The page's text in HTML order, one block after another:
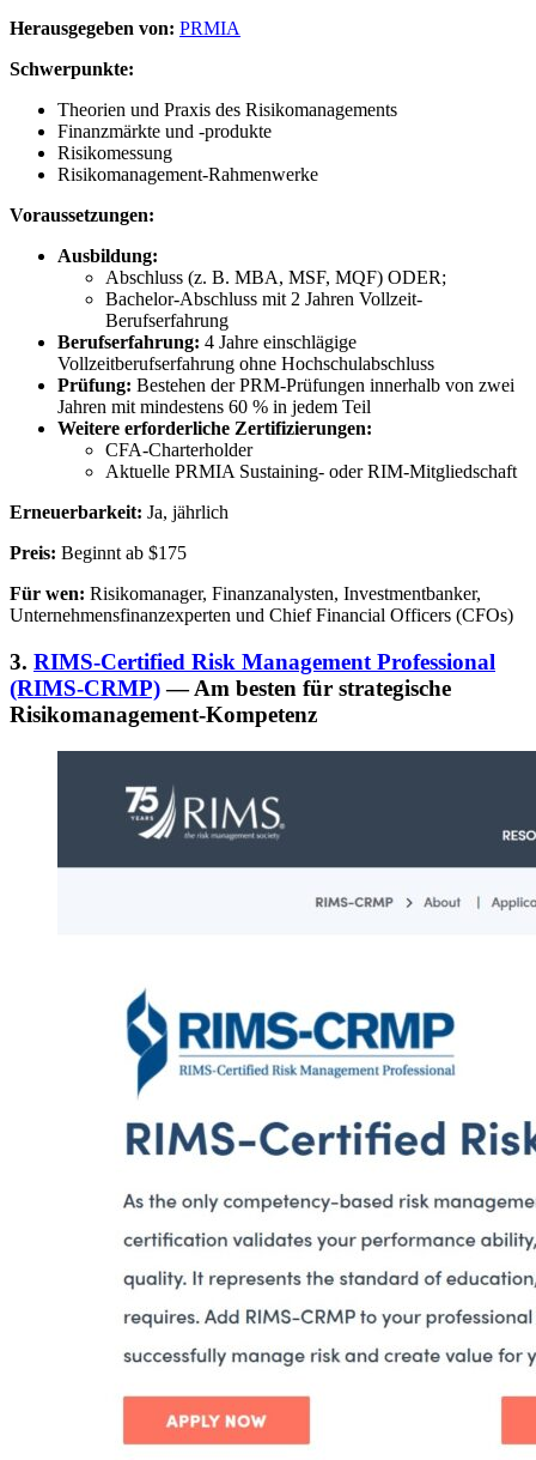
Herausgegeben von: PRMIA
Schwerpunkte:
Theorien und Praxis des Risikomanagements
Finanzmärkte und -produkte
Risikomessung
Risikomanagement-Rahmenwerke
Voraussetzungen:
Ausbildung:
Abschluss (z. B. MBA, MSF, MQF) ODER;
Bachelor-Abschluss mit 2 Jahren Vollzeit-
Berufserfahrung
Berufserfahrung: 4 Jahre einschlägige
Vollzeitberufserfahrung ohne Hochschulabschluss
Prüfung: Bestehen der PRM-Prüfungen innerhalb von zwei
Jahren mit mindestens 60 % in jedem Teil
Weitere erforderliche Zertifizierungen:
CFA-Charterholder
Aktuelle PRMIA Sustaining- oder RIM-Mitgliedschaft
Erneuerbarkeit: Ja, jährlich
Preis: Beginnt ab $175
Für wen: Risikomanager, Finanzanalysten, Investmentbanker,
Unternehmensfinanzexperten und Chief Financial Officers (CFOs)
3. RIMS-Certified Risk Management Professional
(RIMS-CRMP)— Am besten für strategische
Risikomanagement-Kompetenz